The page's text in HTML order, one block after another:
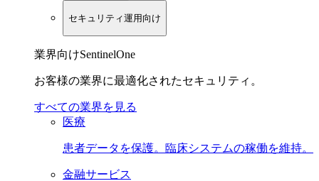
セキュリティ運用向け
業界向けSentinelOne
お客様の業界に最適化されたセキュリティ。
すべての業界を見る
医療
患者データを保護。臨床システムの稼働を維持。
金融サービス